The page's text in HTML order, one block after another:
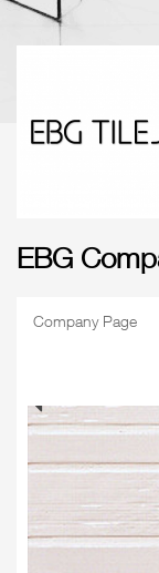
EBG
Company Page